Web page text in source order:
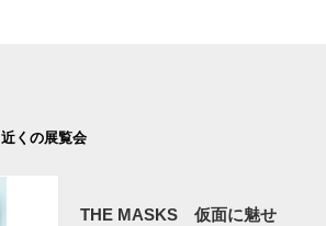
近くの展覧会
THE MASKS 仮面に魅せ